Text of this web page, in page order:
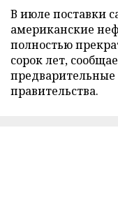
В июле поставки
американские
полностью
сорок лет,
правительства.